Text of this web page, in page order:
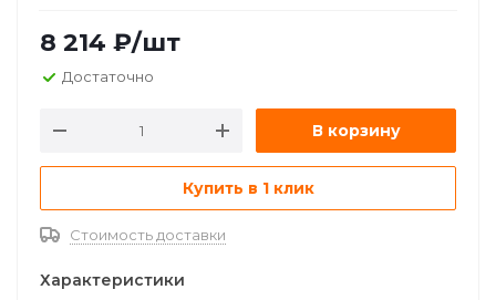
8 214 ₽/шт
Достаточно
В корзину
Купить в 1 клик
Стоимость доставки
Характеристики